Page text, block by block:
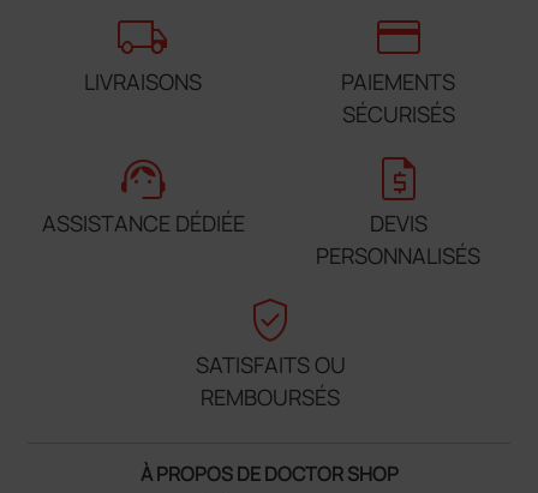
local_shipping
LIVRAISONS
credit_card
PAIEMENTS
SÉCURISÉS
support_agent
ASSISTANCE DÉDIÉE
request_quote
DEVIS
PERSONNALISÉS
verified_user
SATISFAITS OU
REMBOURSÉS
À PROPOS DE DOCTOR SHOP